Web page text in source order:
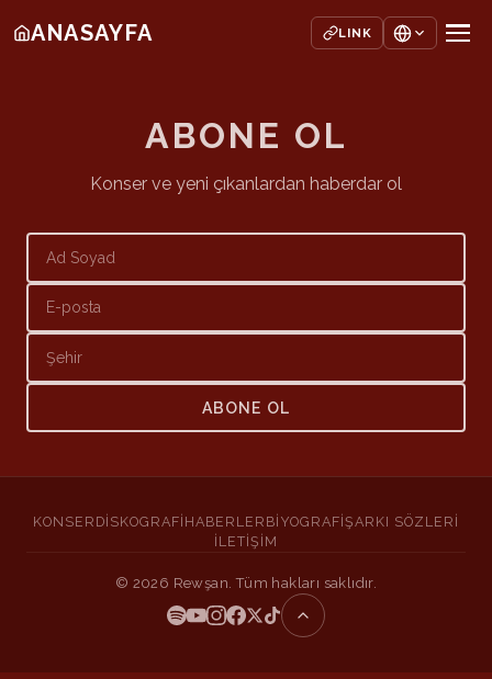
ANASAYFA LINK
ABONE OL
Konser ve yeni çıkanlardan haberdar ol
ABONE OL
KONSER DISKOGRAFI HABERLER BIYOGRAFIŞARKI SÖZLERI
İLETIŞIM
© 2026 Rewşan. Tüm hakları saklıdır.